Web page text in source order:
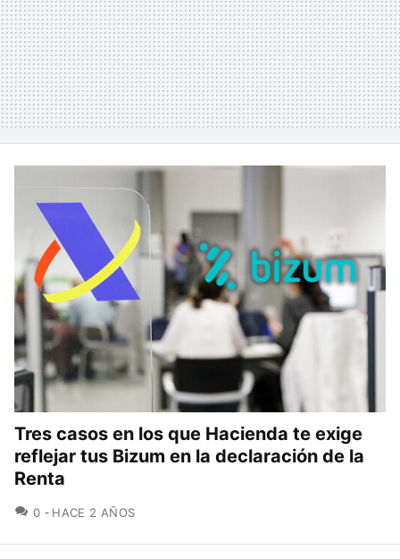
Tres casos en los que Hacienda te exige
reflejar tus Bizum en la declaración de la
Renta
0 COMENTARIOS
HACE 2 AÑOS